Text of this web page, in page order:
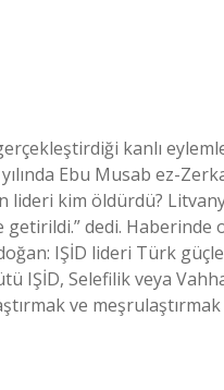
kanlı
Ebu Musab ez-
lideri kim öldürdü?
dedi. Haberinde
IŞİD lideri Türk
IŞİD, Selefilik veya
ve meşrulaştırmak